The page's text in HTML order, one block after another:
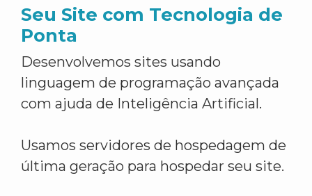
Seu Site com Tecnologia de
Ponta
Desenvolvemos sites usando
linguagem de programação avançada
com ajuda de Inteligência Artificial.
Usamos servidores de hospedagem de
última geração para hospedar seu site.